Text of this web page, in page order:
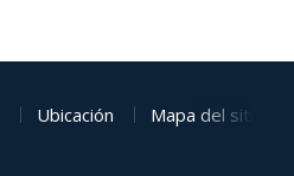
Ubicación Mapa del sitio web